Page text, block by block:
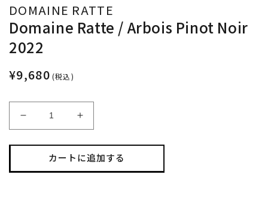
DOMAINE RATTE
Domaine Ratte / Arbois Pinot Noir
2022
¥9,680 (税込)
Domaine
Ratte
/
Arbois
Pinot
Domaine
Ratte
/
Arbois
Pinot
カートに追加する